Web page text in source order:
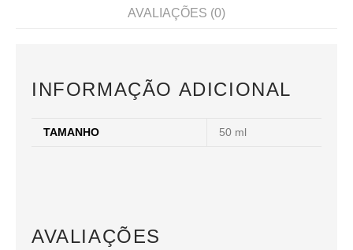
AVALIAÇÕES (0)
INFORMAÇÃO ADICIONAL
TAMANHO 50 ml
AVALIAÇÕES